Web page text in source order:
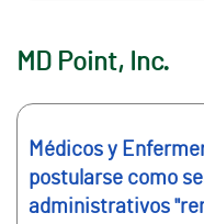
MD Point, Inc.
Médicos y
postularse como
administrativos